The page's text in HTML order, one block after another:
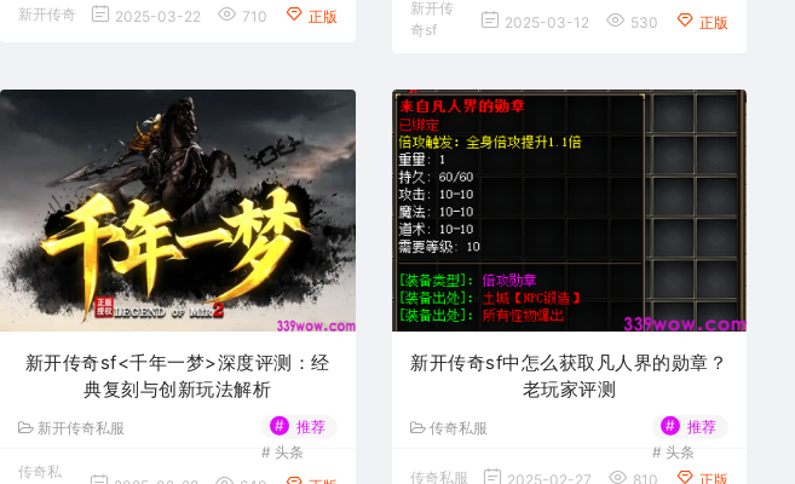
新开传奇
2025-03-22 710 正版
新开传
奇sf
2025-03-12 530 正版
新开传奇sf<千年一梦>深度评测：经
典复刻与创新玩法解析
新开传奇私服 #
推荐
# 头条
传奇私
新开传奇sf中怎么获取凡人界的勋章？
老玩家评测​
传奇私服 #
推荐
# 头条
传奇私服
2025-02-27 810 正版